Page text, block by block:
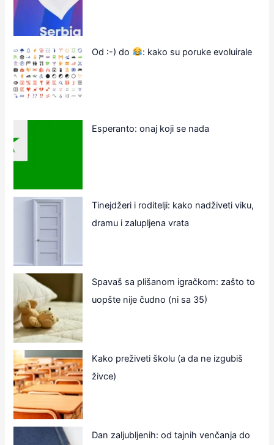
Od :-) do : kako su poruke evoluirale
Esperanto: onaj koji se nada
Tinejdžeri i roditelji: kako nadživeti viku,
dramu i zalupljena vrata
Spavaš sa plišanom igračkom: zašto to
uopšte nije čudno (ni sa 35)
Kako preživeti školu (a da ne izgubiš
živce)
Dan zaljubljenih: od tajnih venčanja do